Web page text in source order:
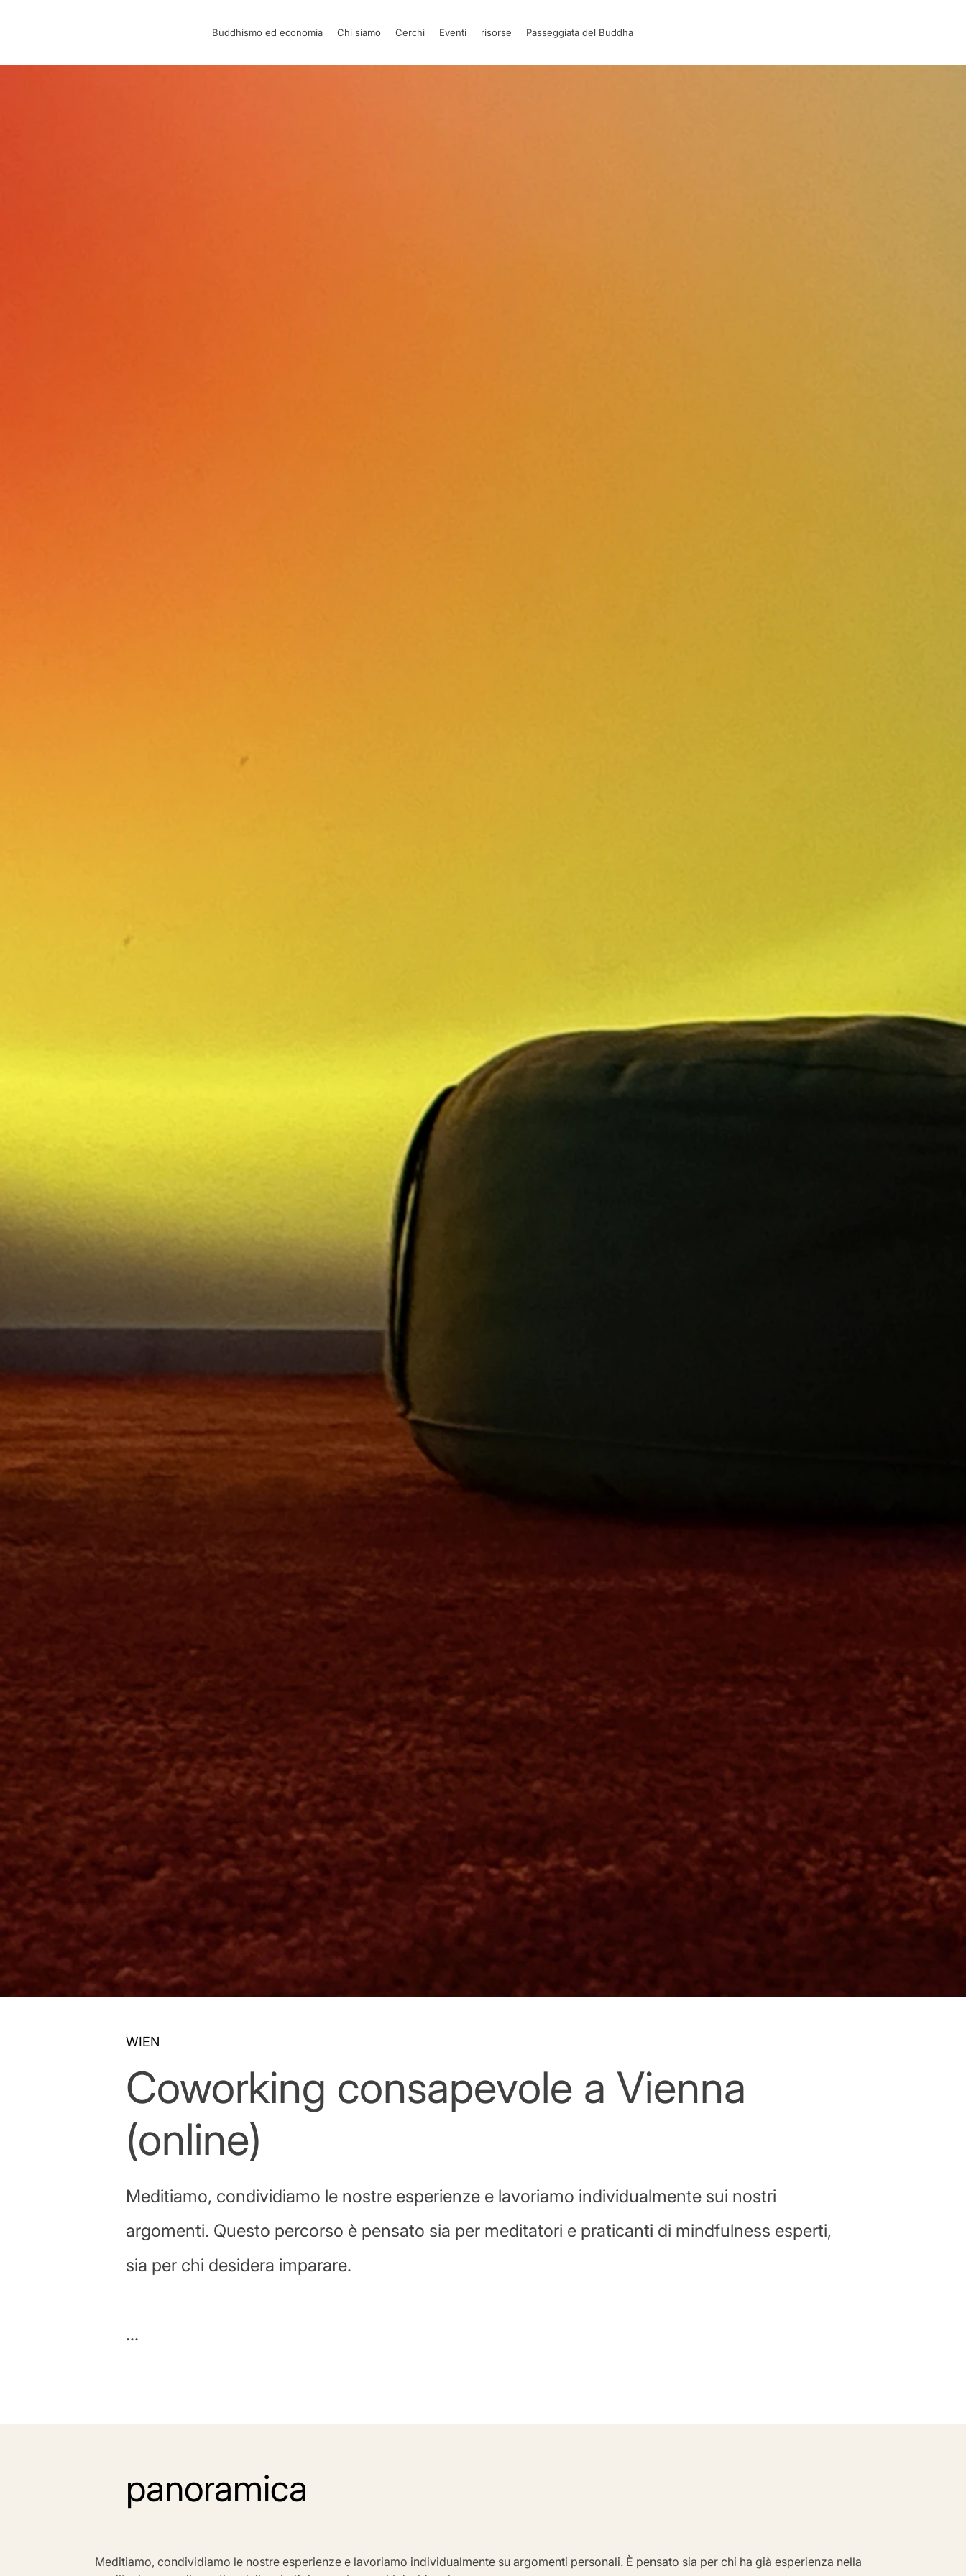
Buddhismo ed economia Chi siamo Cerchi Eventi risorse Passeggiata del Buddha
WIEN
Coworking consapevole a Vienna
(online)
Meditiamo, condividiamo le nostre esperienze e lavoriamo individualmente sui nostri
argomenti. Questo percorso è pensato sia per meditatori e praticanti di mindfulness esperti,
sia per chi desidera imparare.
...
panoramica
Meditiamo, condividiamo le nostre esperienze e lavoriamo individualmente su argomenti personali. È pensato sia per chi ha già esperienza nella